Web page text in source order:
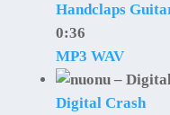
Handclaps
0:36
MP3 WAV
Digital Crash